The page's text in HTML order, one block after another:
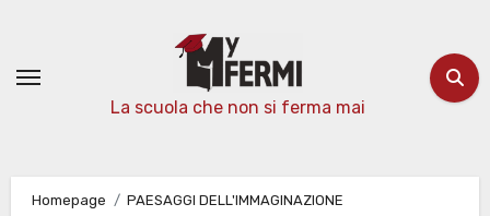
contenuto
La scuola che non si ferma mai
Homepage
PAESAGGI DELL'IMMAGINAZIONE